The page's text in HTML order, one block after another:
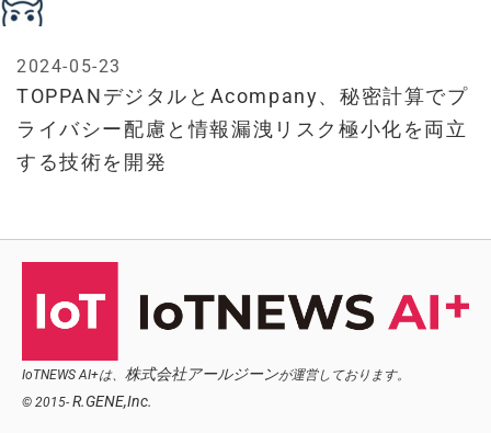
TOPPANデジタルとAcompany、秘密計算でプ
ライバシー配慮と情報漏洩リスク極小化を両立
する技術を開発
2024-05-23
IoTNEWS AI+は、 株式会社アールジーンが運営しております。
© 2015- R.GENE,Inc.